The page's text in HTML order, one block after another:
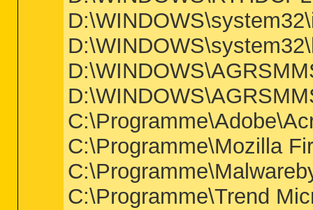
C:\Programme\Mozilla
C:\Programme\Trend